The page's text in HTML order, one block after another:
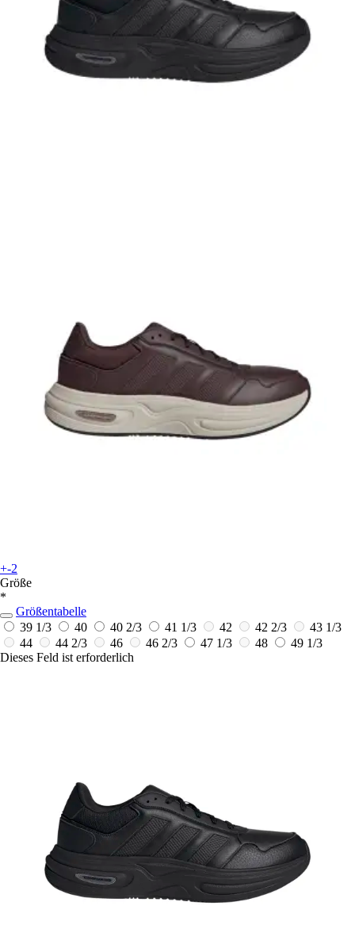
+-2
Größe
*
Größentabelle
39 1/3
40 40 2/3 41 1/3 42 42 2/3
43 1/3
44
44 2/3 46 46 2/3 47 1/3 48
49 1/3
Dieses Feld ist erforderlich